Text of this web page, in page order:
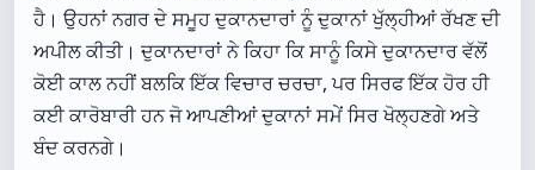
ਹੈ। ਉਹਨਾਂ ਨਗਰ ਦੇ ਸਮੂਹ ਦੁਕਾਨਦਾਰਾਂ ਨੂੰ ਦੁਕਾਨਾਂ ਖੁੱਲ੍ਹੀਆਂ ਰੱਖਣ ਦੀ
ਅਪੀਲ ਕੀਤੀ। ਦੁਕਾਨਦਾਰਾਂ ਨੇ ਕਿਹਾ ਕਿ ਸਾਨੂੰ ਕਿਸੇ ਦੁਕਾਨਦਾਰ ਵੱਲੋਂ
ਕੋਈ ਕਾਲ ਨਹੀਂ ਬਲਕਿ ਇੱਕ ਵਿਚਾਰ ਚਰਚਾ, ਪਰ ਸਿਰਫ ਇੱਕ ਹੋਰ ਹੀ
ਕਈ ਕਾਰੋਬਾਰੀ ਹਨ ਜੋ ਆਪਣੀਆਂ ਦੁਕਾਨਾਂ ਸਮੇਂ ਸਿਰ ਖੋਲ੍ਹਣਗੇ ਅਤੇ
ਬੰਦ ਕਰਨਗੇ।